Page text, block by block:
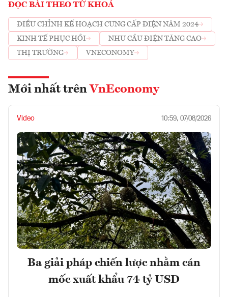
ĐỌC BÀI THEO TỪ KHOÁ
ĐIỀU CHỈNH KẾ HOẠCH CUNG CẤP ĐIỆN NĂM 2024
KINH TẾ PHỤC HỒI
NHU CẦU ĐIỆN TĂNG CAO
THỊ TRƯỜNG
VNECONOMY
Mới nhất trên VnEconomy
Video 10:59, 07/08/2026
Ba giải pháp chiến lược nhằm cán
mốc xuất khẩu 74 tỷ USD